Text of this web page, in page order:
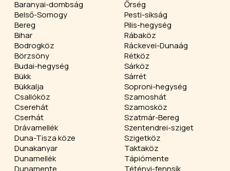
Baranyai-dombság
Belső-Somogy
Bereg
Bihar
Bodrogköz
Börzsöny
Budai-hegység
Bükk
Bükkalja
Csallóköz
Cserehát
Cserhát
Drávamellék
Duna-Tisza köze
Dunakanyar
Dunamellék
Dunamente
Őrség
Pesti-síkság
Pilis-hegység
Rábaköz
Ráckevei-Dunaág
Rétköz
Sárköz
Sárrét
Soproni-hegység
Szamoshát
Szamosköz
Szatmár-Bereg
Szentendrei-sziget
Szigetköz
Taktaköz
Tápiómente
Tétényi-fennsík